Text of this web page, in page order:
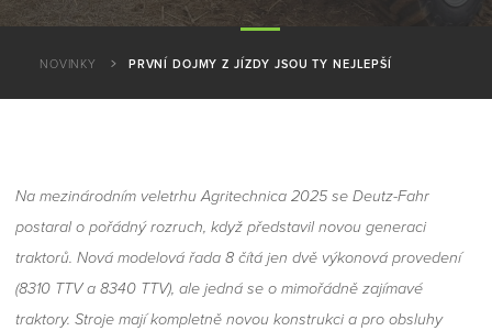
NOVINKY PRVNÍ DOJMY Z JÍZDY JSOU TY NEJLEPŠÍ
Na mezinárodním veletrhu Agritechnica 2025 se Deutz-Fahr
postaral o pořádný rozruch, když představil novou generaci
traktorů. Nová modelová řada 8 čítá jen dvě výkonová provedení
(8310 TTV a 8340 TTV), ale jedná se o mimořádně zajímavé
traktory. Stroje mají kompletně novou konstrukci a pro obsluhy